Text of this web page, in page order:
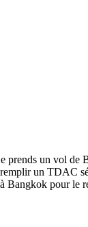
prends un vol
un TDAC
pour le